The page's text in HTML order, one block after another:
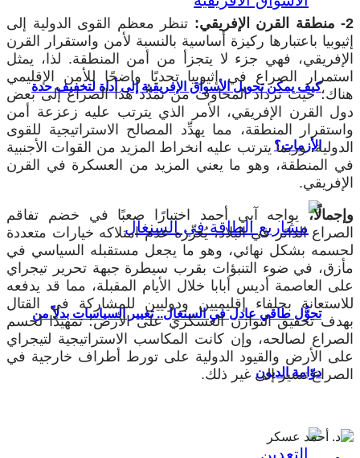
كيف يمكن تحويل الأسواق الإفريقية إلى أداة لتخفيف حدة
الأزمات؟
تحوُّل طاقي عادل في السنغال.. تغيير السياسات بدلاً من
دوّامة الديون
2- منطقة القرن الإفريقي:
تنظر معظم القوى الدولية إلى
إثيوبيا باعتبارها ركيزة أساسية بالنسبة لأمن واستقرار القرن
الإفريقي، فهي جزء لا يتجزأ من أمن المنطقة. لذا، يمثل
استمرار الصراع في إثيوبيا تحديًا واضحًا للأمن الإقليمي
هناك؛ حيث تزداد المخاوف من تمدُّد هذا الصراع إلى بعض
دول القرن الإفريقي، الأمر الذي يترتب عليه زعزعة أمن
واستقرار المنطقة، مما يهدِّد المصالح الاستراتيجية للقوى
الدولية، وربما يترتب عليه انخراط المزيد من القوات الأجنبية
في المنطقة، وهو ما يعني المزيد من العسكرة في القرن
الإفريقي.
وإجمالًا، يواجه آبي أحمد اختبارًا صعبًا في خضم تفاقم
الصراع الدائر في البلاد، يُعزِّزه عدم امتلاكه خيارات متعددة
لحسمه بشكل نهائي، وهو ما يجعل مستقبله السياسي في
مأزق، في ضوء التنبؤات بقرب سيطرة جبهة تحرير تيجراي
على العاصمة أديس أبابا خلال الأيام المقبلة، مما قد يدفعه
للاستعانة بحلفاء إقليميين ودوليين للمشاركة في القتال
بهدف تحقيق التوازن العسكري على الأرض؛ تمهيدًا لحسم
الصراع لصالحه، وإن كانت المكاسب الاستراتيجية لتيجراي
على الأرض والقيود الدولية على تورط أطراف خارجية في
الصراع تشير إلى غير ذلك.